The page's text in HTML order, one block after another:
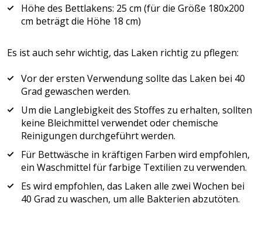
Höhe des Bettlakens: 25 cm (für die Größe 180x200
cm beträgt die Höhe 18 cm)
Es ist auch sehr wichtig, das Laken richtig zu pflegen:
Vor der ersten Verwendung sollte das Laken bei 40
Grad gewaschen werden.
Um die Langlebigkeit des Stoffes zu erhalten, sollten
keine Bleichmittel verwendet oder chemische
Reinigungen durchgeführt werden.
Für Bettwäsche in kräftigen Farben wird empfohlen,
ein Waschmittel für farbige Textilien zu verwenden.
Es wird empfohlen, das Laken alle zwei Wochen bei
40 Grad zu waschen, um alle Bakterien abzutöten.